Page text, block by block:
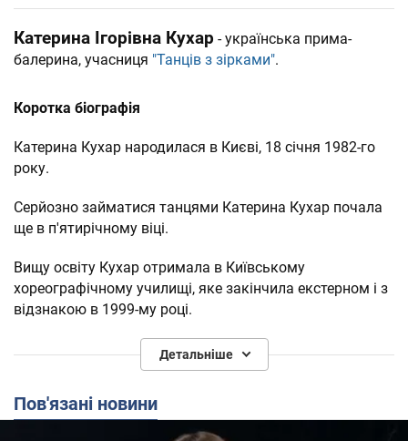
Катерина Ігорівна Кухар - українська прима-
балерина, учасниця "Танців з зірками".
Коротка біографія
Катерина Кухар народилася в Києві, 18 січня 1982-го
року.
Серйозно займатися танцями Катерина Кухар почала
ще в п'ятирічному віці.
Вищу освіту Кухар отримала в Київському
хореографічному училищі, яке закінчила екстерном і з
відзнакою в 1999-му році.
На великій сцені Катерина Кухар дебютувала ще під
час навчання в училищі. Перший серйозний виступ
вона зіграла в балеті "
Детальніше
Пов'язані новини